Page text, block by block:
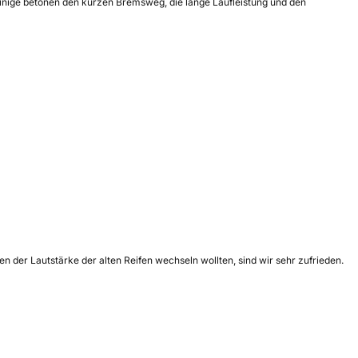
der Lautstärke der alten Reifen wechseln wollten, sind wir sehr zufrieden.